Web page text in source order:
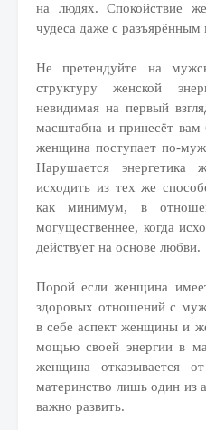
на людях. Спокойствие
чудеса даже с
Не претендуйте на
структуру женской
невидимая на первый
масштабна и принесёт
женщина поступает по-
Нарушается
исходить из тех же
как минимум, в
могущественнее, когда
действует на основе любви.
Порой если женщина
здоровых отношений с
в себе аспект женщины и
мощью своей энергии в
женщина отказывается
материнство лишь один из
важно развить.